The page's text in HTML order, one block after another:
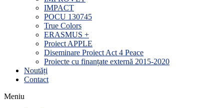
IMPACT
POCU 130745
True Colors
ERASMUS +
Proiect APPLE
Diseminare Proiect Act 4 Peace
Proiecte cu finanțate externă 2015-2020
Noutăți
Contact
Meniu